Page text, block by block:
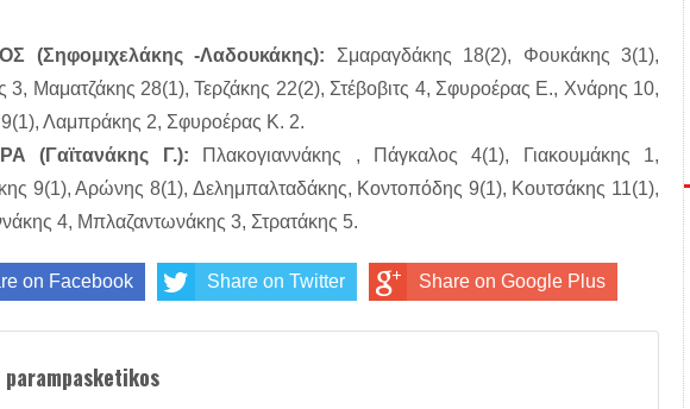
(Σηφομιχελάκης -Λαδουκάκης): Σμαραγδάκης 18(2), Φουκάκης 3(1),
3, Μαματζάκης 28(1), Τερζάκης 22(2), Στέβοβιτς 4, Σφυροέρας Ε., Χνάρης 10,
Λαμπράκης 2, Σφυροέρας Κ. 2.
(Γαϊτανάκης Γ.): Πλακογιαννάκης , Πάγκαλος 4(1), Γιακουμάκης 1,
9(1), Αρώνης 8(1), Δελημπαλταδάκης, Κοντοπόδης 9(1), Κουτσάκης 11(1),
4, Μπλαζαντωνάκης 3, Στρατάκης 5.
on Facebook Share on Twitter Share on Google Plus